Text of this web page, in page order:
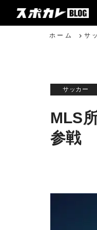
ホーム サ
サッカー
MLS
参戦